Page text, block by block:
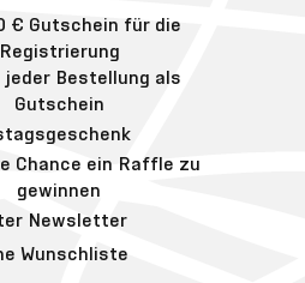
€ Gutschein für die
Registrierung
jeder Bestellung als
Gutschein
Chance ein Raffle zu
gewinnen
Newsletter
Wunschliste